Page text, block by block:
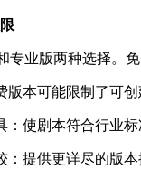
专业版两种选择。
版本可能限制了可
：使剧本符合行业
：提供更详尽的版